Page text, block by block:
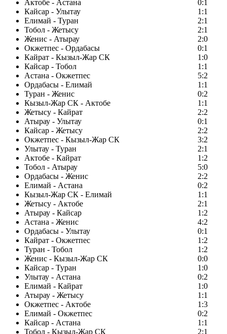
Актобе - Астана
0:1
Кайсар - Улытау
1:1
Елимай - Туран
2:1
Тобол - Жетысу
2:1
Женис - Атырау
2:0
Окжетпес - Ордабасы
0:1
Кайрат - Кызыл-Жар СК
1:0
Кайсар - Тобол
1:1
Астана - Окжетпес
5:2
Ордабасы - Елимай
1:1
Туран - Женис
0:2
Кызыл-Жар СК - Актобе
1:1
Жетысу - Кайрат
2:2
Атырау - Улытау
0:1
Кайсар - Жетысу
2:2
Окжетпес - Кызыл-Жар СК
3:2
Улытау - Туран
2:1
Актобе - Кайрат
1:2
Тобол - Атырау
5:0
Ордабасы - Женис
2:2
Елимай - Астана
0:2
Кызыл-Жар СК - Елимай
1:1
Жетысу - Актобе
2:1
Атырау - Кайсар
1:2
Астана - Женис
4:2
Ордабасы - Улытау
0:1
Кайрат - Окжетпес
1:2
Туран - Тобол
1:2
Женис - Кызыл-Жар СК
0:0
Кайсар - Туран
1:0
Улытау - Астана
0:2
Елимай - Кайрат
1:0
Атырау - Жетысу
1:1
Окжетпес - Актобе
1:3
Елимай - Окжетпес
0:2
Кайсар - Астана
1:1
Тобол - Кызыл-Жар СК
2:1